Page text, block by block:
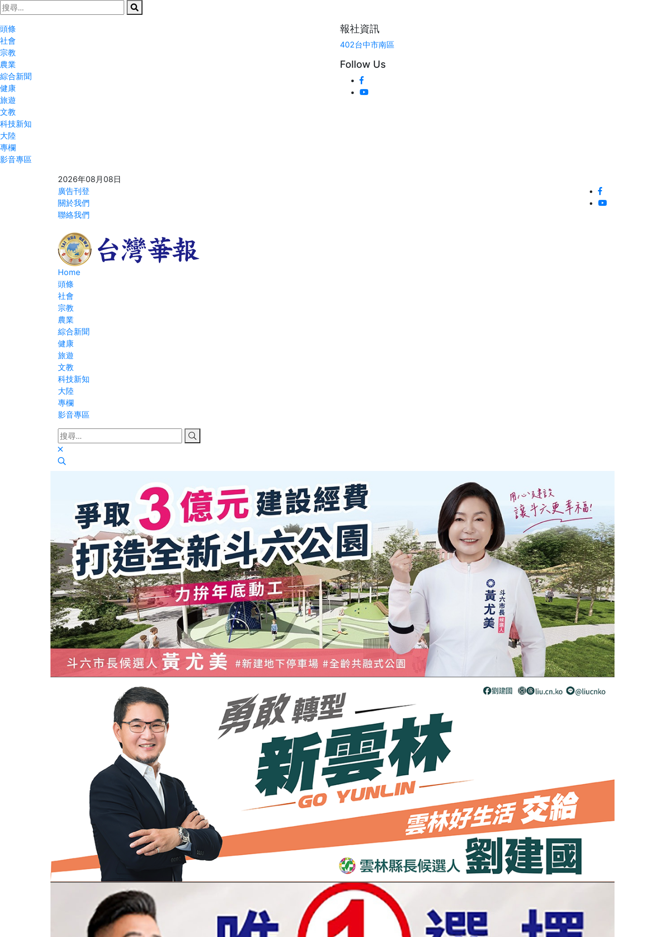
頭條
社會
宗教
農業
綜合新聞
健康
旅遊
文教
科技新知
大陸
專欄
影音專區
報社資訊
402台中市南區
Follow Us
2026年08月08日
廣告刊登
關於我們
聯絡我們
Home
頭條
社會
宗教
農業
綜合新聞
健康
旅遊
文教
科技新知
大陸
專欄
影音專區